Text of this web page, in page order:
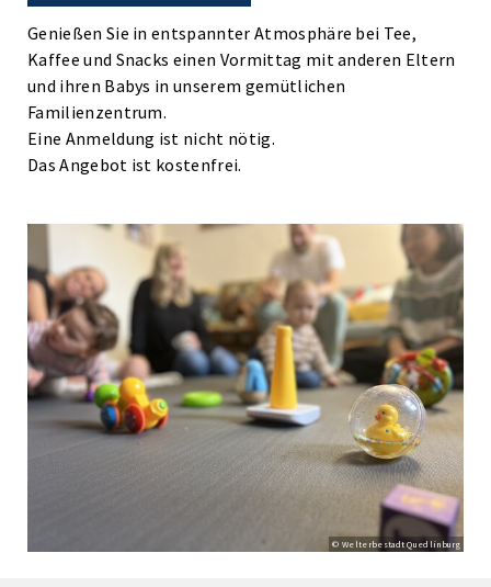
Genießen Sie in entspannter Atmosphäre bei Tee,
Kaffee und Snacks einen Vormittag mit anderen Eltern
und ihren Babys in unserem gemütlichen
Familienzentrum.
Eine Anmeldung ist nicht nötig.
Das Angebot ist kostenfrei.
© Welterbestadt Quedlinburg